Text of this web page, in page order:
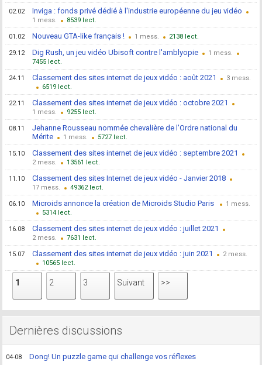
02.02 Inviga : fonds privé dédié à l'industrie européenne du jeu vidéo
1 8539
01.02 Nouveau GTA-like français ! 1 2138
29.12 Dig Rush, un jeu vidéo Ubisoft contre l'amblyopie
1
7455
24.11 Classement des sites internet de jeux vidéo : août 2021
3
6519
22.11 Classement des sites internet de jeux vidéo : octobre 2021
1 9255
08.11
Jehanne Rousseau nommée chevalière de l'Ordre national du
Mérite
1 5727
15.10 Classement des sites internet de jeux vidéo : septembre 2021
2 13561
11.10 Classement des sites Internet de jeux vidéo - Janvier 2018
17 49362
06.10 Microids annonce la création de Microids Studio Paris
1
5314
16.08 Classement des sites internet de jeux vidéo : juillet 2021
2 7631
15.07 Classement des sites internet de jeux vidéo : juin 2021
2
10565
1 2 3 Suivant >>
Dernières discussions
04-08 Dong! Un puzzle game qui challenge vos réflexes